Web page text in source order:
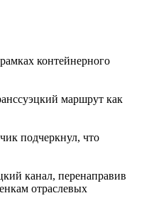
контейнерного
маршрут как
подчеркнул, что
канал, перенаправив
отраслевых